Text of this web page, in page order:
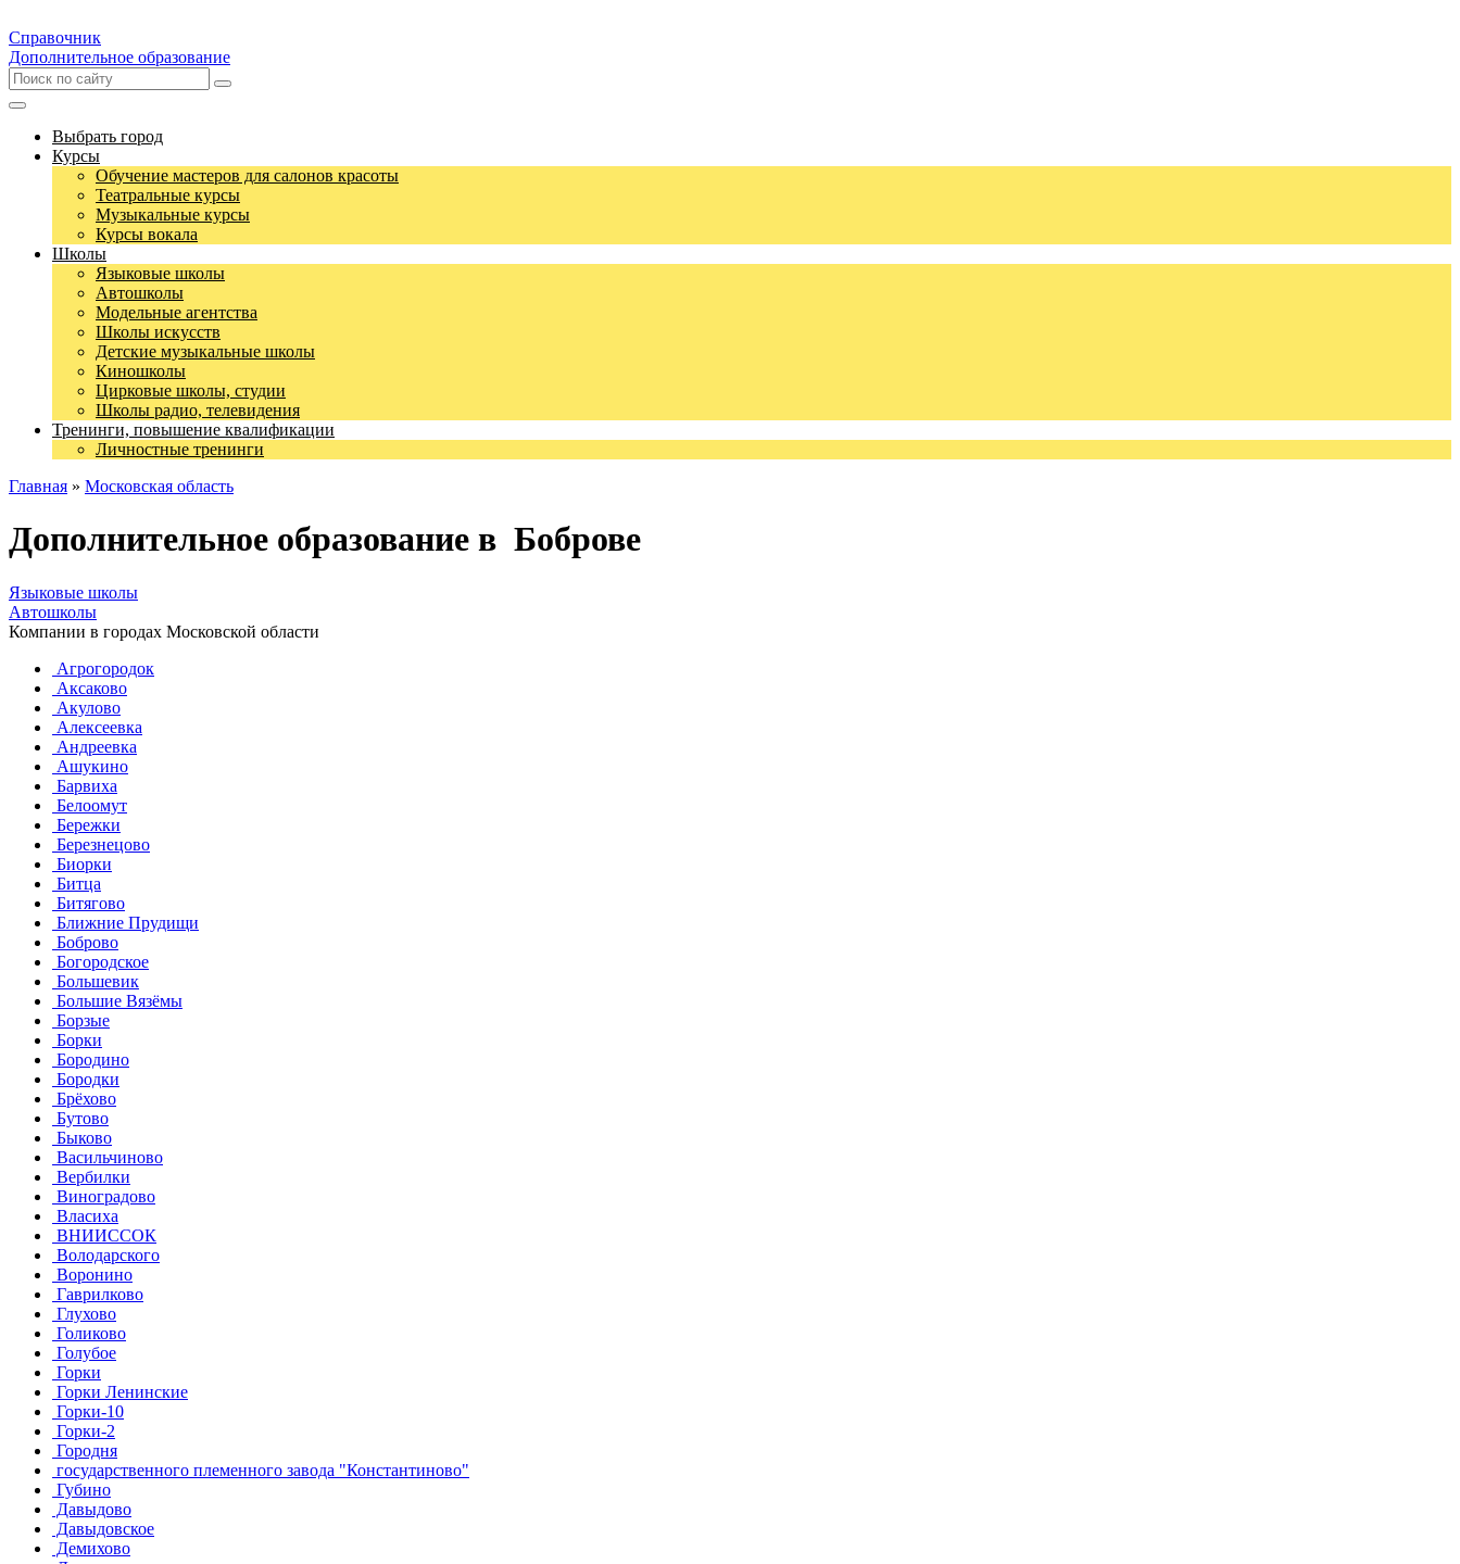
Справочник
Дополнительное образование
Выбрать город
Курсы
Обучение мастеров для салонов красоты
Театральные курсы
Музыкальные курсы
Курсы вокала
Школы
Языковые школы
Автошколы
Модельные агентства
Школы искусств
Детские музыкальные школы
Киношколы
Цирковые школы, студии
Школы радио, телевидения
Тренинги, повышение квалификации
Личностные тренинги
Главная » Московская область
Дополнительное образование в Боброве
Языковые школы
Автошколы
Компании в городах Московской области
Агрогородок
Аксаково
Акулово
Алексеевка
Андреевка
Ашукино
Барвиха
Белоомут
Бережки
Березнецово
Биорки
Битца
Битягово
Ближние Прудищи
Боброво
Богородское
Большевик
Большие Вязёмы
Борзые
Борки
Бородино
Бородки
Брёхово
Бутово
Быково
Васильчиново
Вербилки
Виноградово
Власиха
ВНИИССОК
Володарского
Воронино
Гаврилково
Глухово
Голиково
Голубое
Горки
Горки Ленинские
Горки-10
Горки-2
Городня
государственного племенного завода "Константиново"
Губино
Давыдово
Давыдовское
Демихово